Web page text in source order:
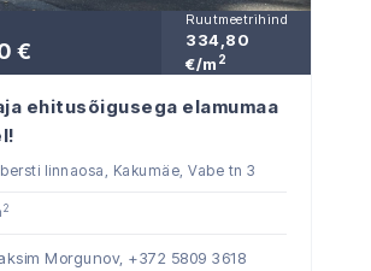
€
Ruutmeetrihind
334,80
€/m 2
ehitusõigusega elamumaa
linnaosa, Kakumäe, Vabe tn 3
2
Morgunov, +372 5809 3618